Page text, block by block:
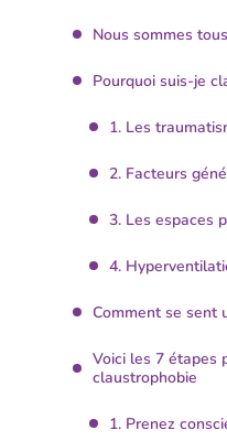
Nous sommes
Pourquoi suis-je
1. Les
2. Facteurs
3. Les espaces
4.
Comment se sent
Voici les 7 étapes
claustrophobie
1. Prenez